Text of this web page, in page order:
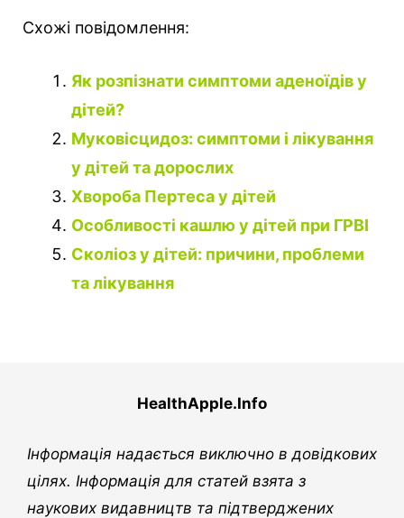
Схожі повідомлення:
Як розпізнати симптоми аденоїдів у
дітей?
Муковісцидоз: симптоми і лікування
у дітей та дорослих
Хвороба Пертеса у дітей
Особливості кашлю у дітей при ГРВІ
Сколіоз у дітей: причини, проблеми
та лікування
HealthApple.Info
Інформація надається виключно в довідкових
цілях. Інформація для статей взята з
наукових видавництв та підтверджених